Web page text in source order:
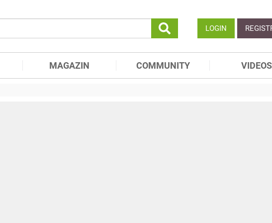
LOGIN
MAGAZIN COMMUNITY VIDEOS